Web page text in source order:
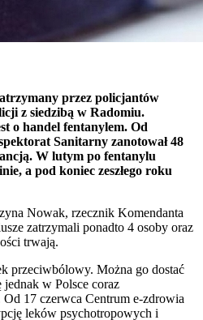
przez policjantów
z siedzibą w Radomiu.
o handel fentanylem. Od
Sanitarny zanotował 48
W lutym po fentanylu
a pod koniec zeszłego roku
Nowak, rzecznik Komendanta
zatrzymali ponadto 4 osoby oraz
trwają.
przeciwbólowy. Można go dostać
jednak w Polsce coraz
17 czerwca Centrum e-zdrowia
leków psychotropowych i